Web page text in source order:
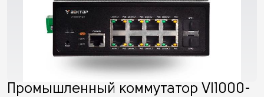
Промышленный коммутатор VI1000-